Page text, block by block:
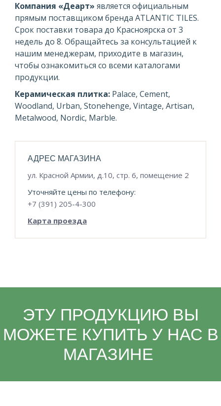
Компания «Деарт» является официальным
прямым поставщиком бренда ATLANTIC TILES.
Срок поставки товара до Красноярска от 3
недель до 8. Обращайтесь за консультацией к
нашим менеджерам, приходите в магазин,
чтобы ознакомиться со всеми каталогами
продукции.
Керамическая плитка: Palace, Cement,
Woodland, Urban, Stonehenge, Vintage, Artisan,
Metalwood, Nordic, Marble.
АДРЕС МАГАЗИНА
ул. Красной Армии, д.10, стр. 6, помещение 2
Уточняйте цены по телефону:
+7 (391) 205-4-300
Карта проезда
ЭТУ ПРОДУКЦИЮ ВЫ
МОЖЕТЕ КУПИТЬ У НАС В
МАГАЗИНЕ